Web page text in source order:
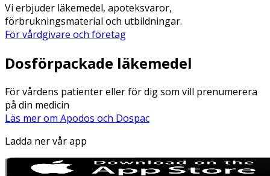
Vi erbjuder läkemedel, apoteksvaror,
förbrukningsmaterial och utbildningar.
För vårdgivare och företag
Dosförpackade läkemedel
För vårdens patienter eller för dig som vill prenumerera
på din medicin
Läs mer om Apodos och Dospac
Ladda ner vår app